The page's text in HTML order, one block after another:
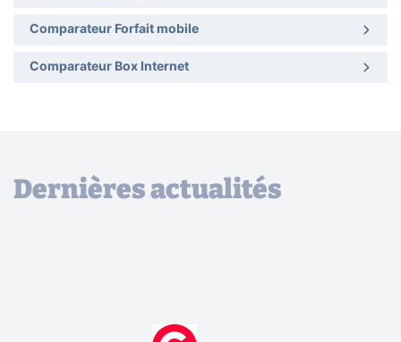
Comparateur Forfait mobile
Comparateur Box Internet
Dernières actualités